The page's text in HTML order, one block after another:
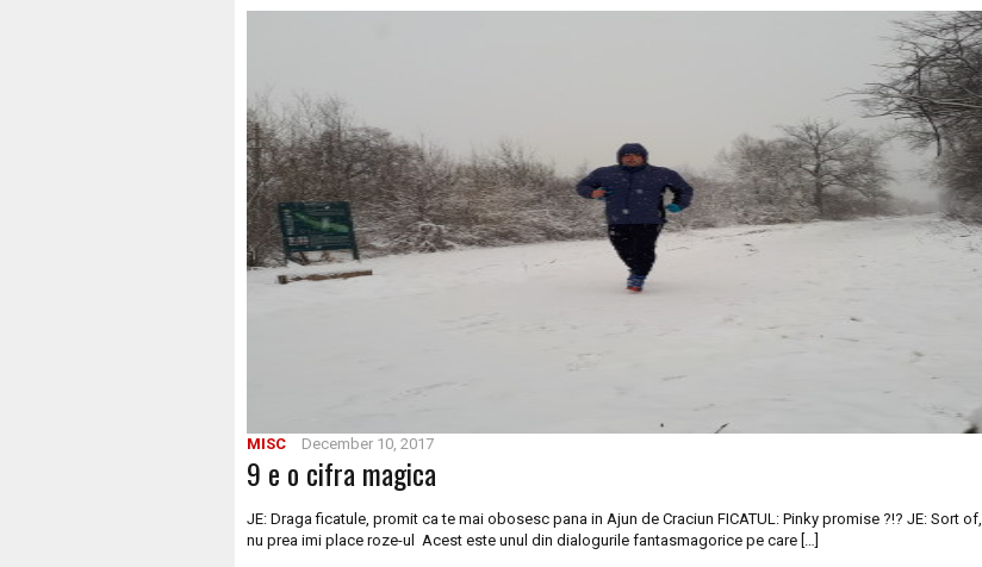
MISC December 10, 2017
9 e o cifra magica
JE: Draga ficatule, promit ca te mai obosesc pana in Ajun de Craciun FICATUL: Pinky promise ?!? JE: Sort of,
nu prea imi place roze-ul Acest este unul din dialogurile fantasmagorice pe care […]